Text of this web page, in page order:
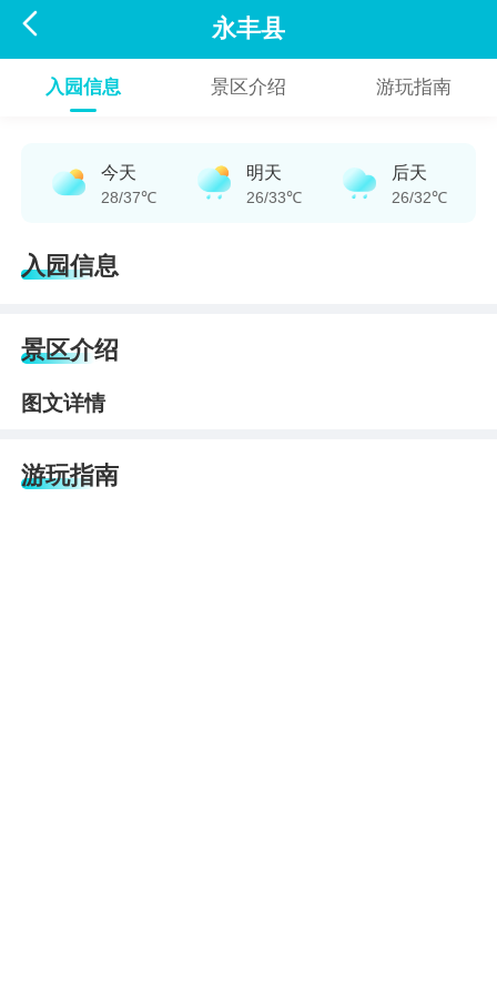
 永丰县
入园信息 景区介绍 游玩指南
今天
28/37℃
明天
26/33℃
后天
26/32℃
入园信息
景区介绍
图文详情
游玩指南